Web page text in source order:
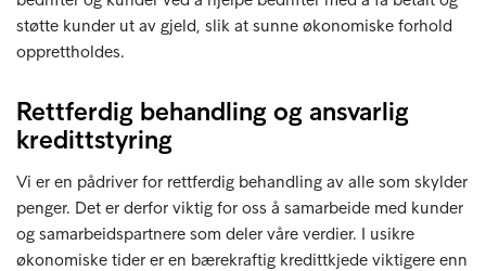
støtte kunder ut av gjeld, slik at sunne økonomiske forhold
opprettholdes.
Rettferdig behandling og ansvarlig
kredittstyring
Vi er en pådriver for rettferdig behandling av alle som skylder
penger. Det er derfor viktig for oss å samarbeide med kunder
og samarbeidspartnere som deler våre verdier. I usikre
økonomiske tider er en bærekraftig kredittkjede viktigere enn